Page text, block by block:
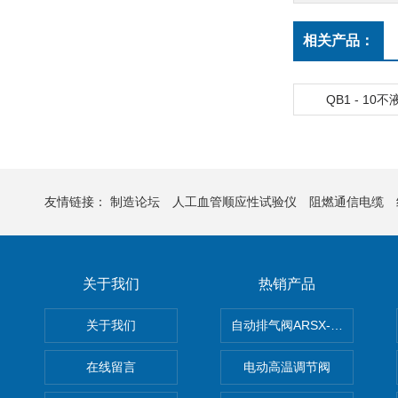
相关产品：
QB1 - 10不
友情链接： 制造论坛 人工血管顺应性试验仪 阻燃通信电缆
关于我们
关于我们
在线留言
热销产品
自动排气阀ARSX-0015/
电动高温调节阀